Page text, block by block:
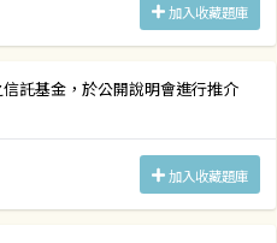
加入收藏題庫
託基金，於公開說明會進行推介
加入收藏題庫